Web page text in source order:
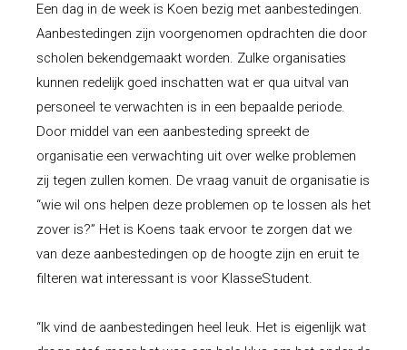
Een dag in de week is Koen bezig met aanbestedingen.
Aanbestedingen zijn voorgenomen opdrachten die door
scholen bekendgemaakt worden. Zulke organisaties
kunnen redelijk goed inschatten wat er qua uitval van
personeel te verwachten is in een bepaalde periode.
Door middel van een aanbesteding spreekt de
organisatie een verwachting uit over welke problemen
zij tegen zullen komen. De vraag vanuit de organisatie is
“wie wil ons helpen deze problemen op te lossen als het
zover is?” Het is Koens taak ervoor te zorgen dat we
van deze aanbestedingen op de hoogte zijn en eruit te
filteren wat interessant is voor KlasseStudent.
“Ik vind de aanbestedingen heel leuk. Het is eigenlijk wat